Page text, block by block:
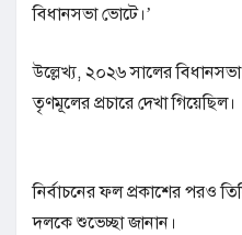
বিধানসভা ভোটে।’
উল্লেখ্য, ২০২৬ সালের বিধানসভা
তৃণমূলের প্রচারে দেখা গিয়েছিল।
নির্বাচনের ফল প্রকাশের পরও
দলকে শুভেচ্ছা জানান।